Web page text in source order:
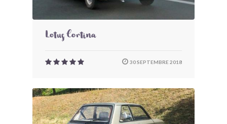
Lotus Cortina
30 SEPTEMBRE 2018